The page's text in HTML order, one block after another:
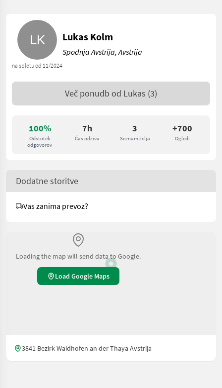
100%
Odstotek
odgovorov
7h
Čas odziva
3
Seznam želja
+700
Ogledi
na spletu od 11/2024
Lukas Kolm
Spodnja Avstrija, Avstrija
Več ponudb od Lukas (3)
Dodatne storitve
Vas zanima prevoz?
Loading the map will send data to Google.
Load Google Maps
3841 Bezirk Waidhofen an der Thaya Avstrija